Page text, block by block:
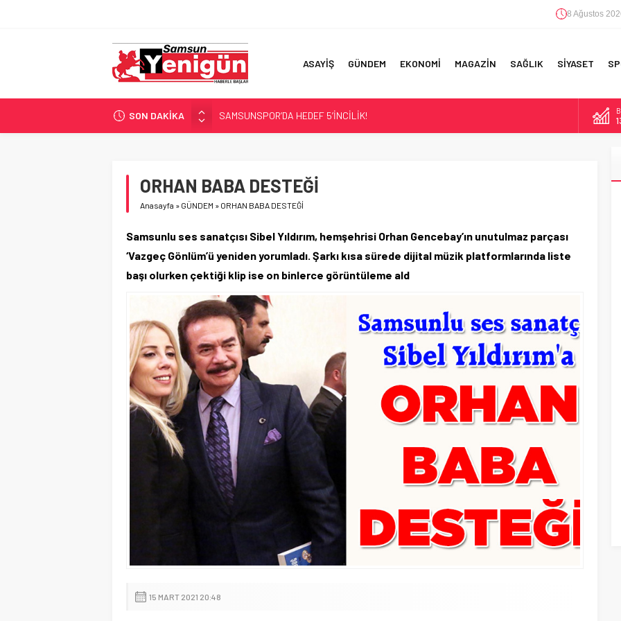
8 Ağustos
ASAYİŞ GÜNDEM EKONOMİ MAGAZİN SAĞLIK SİYASET
SON DAKİKA
SAMSUNSPOR’DA HEDEF 5’İNCİLİK!
‘BAFRA’YA YATIRIM YAPIN!’
YÖNETİCİ SEÇERKEN YAPILAN EN BÜYÜK HATALAR
GERİ SAYIM BAŞLADI
ORHAN BABA DESTEĞİ
Anasayfa » GÜNDEM » ORHAN BABA DESTEĞİ
Samsunlu ses sanatçısı Sibel Yıldırım, hemşehrisi Orhan Gencebay’ın unutulmaz parçası
‘Vazgeç Gönlüm’ü yeniden yorumladı. Şarkı kısa sürede dijital müzik platformlarında liste
başı olurken çektiği klip ise on binlerce görüntüleme ald
15 MART 2021 20:48